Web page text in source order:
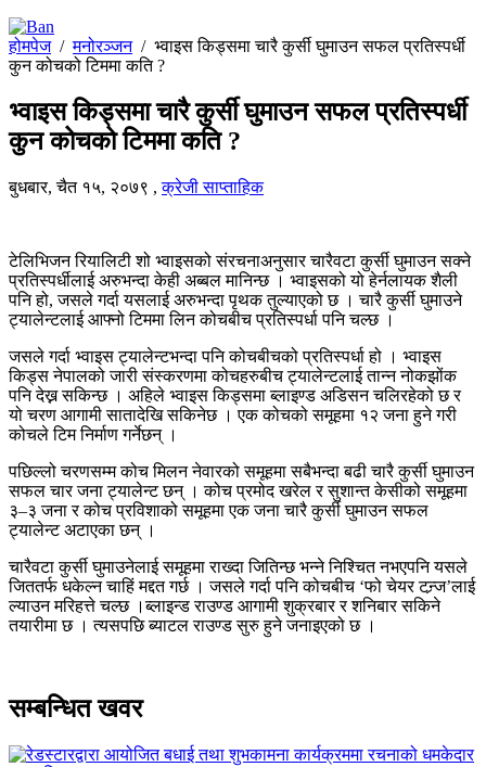
होमपेज/मनोरञ्जन/ भ्वाइस किड्समा चारै कुर्सी घुमाउन सफल प्रतिस्पर्धी
कुन कोचको टिममा कति ?
भ्वाइस किड्समा चारै कुर्सी घुमाउन सफल प्रतिस्पर्धी
कुन कोचको टिममा कति ?
बुधबार, चैत १५, २०७९ ,क्रेजी साप्ताहिक
टेलिभिजन रियालिटी शो भ्वाइसको संरचनाअनुसार चारैवटा कुर्सी घुमाउन सक्ने
प्रतिस्पर्धीलाई अरुभन्दा केही अब्बल मानिन्छ । भ्वाइसको यो हेर्नलायक शैली
पनि हो, जसले गर्दा यसलाई अरुभन्दा पृथक तुल्याएको छ । चारै कुर्सी घुमाउने
ट्यालेन्टलाई आफ्नो टिममा लिन कोचबीच प्रतिस्पर्धा पनि चल्छ ।
जसले गर्दा भ्वाइस ट्यालेन्टभन्दा पनि कोचबीचको प्रतिस्पर्धा हो । भ्वाइस
किड्स नेपालको जारी संस्करणमा कोचहरुबीच ट्यालेन्टलाई तान्न नोकझोंक
पनि देख्न सकिन्छ । अहिले भ्वाइस किड्समा ब्लाइण्ड अडिसन चलिरहेको छ र
यो चरण आगामी सातादेखि सकिनेछ । एक कोचको समूहमा १२ जना हुने गरी
कोचले टिम निर्माण गर्नेछन् ।
पछिल्लो चरणसम्म कोच मिलन नेवारको समूहमा सबैभन्दा बढी चारै कुर्सी घुमाउन
सफल चार जना ट्यालेन्ट छन् । कोच प्रमोद खरेल र सुशान्त केसीको समूहमा
३–३ जना र कोच प्रविशाको समूहमा एक जना चारै कुर्सी घुमाउन सफल
ट्यालेन्ट अटाएका छन् ।
चारैवटा कुर्सी घुमाउनेलाई समूहमा राख्दा जितिन्छ भन्ने निश्चित नभएपनि यसले
जिततर्फ धकेल्न चाहिं मद्दत गर्छ । जसले गर्दा पनि कोचबीच ‘फो चेयर टन्र्ज’लाई
ल्याउन मरिहत्ते चल्छ ।ब्लाइन्ड राउण्ड आगामी शुक्रबार र शनिबार सकिने
तयारीमा छ । त्यसपछि ब्याटल राउण्ड सुरु हुने जनाइएको छ ।
सम्बन्धित खवर